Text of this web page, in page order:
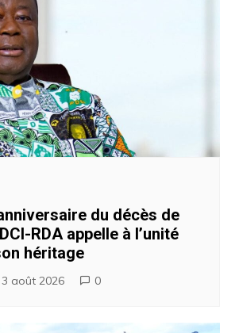
du décès de
RDA appelle à l’unité
héritage
3 août 2026 0